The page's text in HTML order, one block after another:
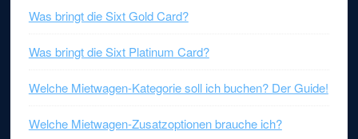
Was bringt die Sixt Gold Card?
Was bringt die Sixt Platinum Card?
Welche Mietwagen-Kategorie soll ich buchen? Der Guide!
Welche Mietwagen-Zusatzoptionen brauche ich?